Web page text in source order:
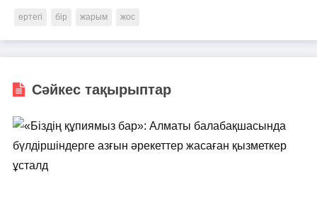
ертегі бір жарым жос
Сәйкес тақырыптар